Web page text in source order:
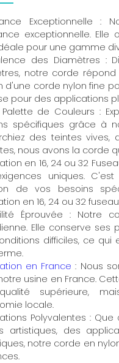
Exceptionnelle :
exceptionnelle.
pour une gamme
des Diamètres :
notre corde
d'une corde nylon fine
pour des applications
Palette de Couleurs :
spécifiques grâce à
des teintes
nous avons la corde
en 16, 24 ou 32
uniques.
de vos besoins
en 16, 24 ou 32
Éprouvée : Notre
Elle conserve
difficiles, ce qui
en France : Nous
usine en France.
supérieure,
locale.
Polyvalentes :
artistiques, des
notre corde en